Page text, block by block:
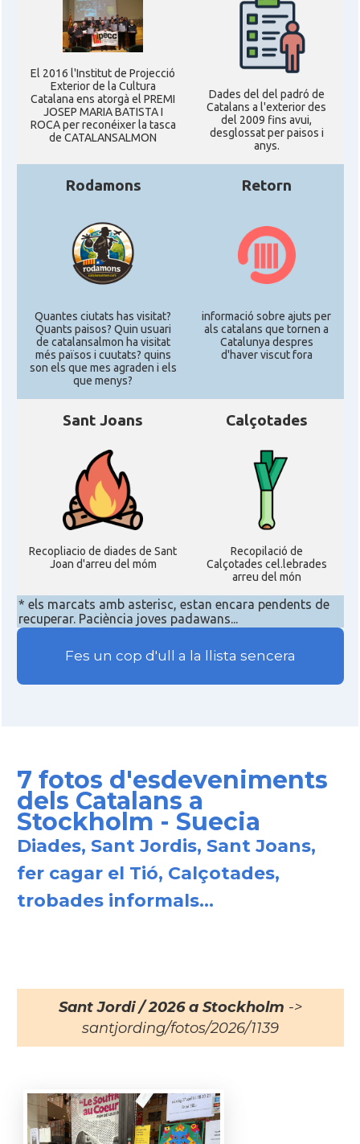
El 2016 l'Institut de Projecció
Exterior de la Cultura
Catalana ens atorgà el PREMI
JOSEP MARIA BATISTA I
ROCA per reconéixer la tasca
de CATALANSALMON
Dades del del padró de
Catalans a l'exterior des
del 2009 fins avui,
desglossat per paisos i
anys.
Rodamons
Quantes ciutats has visitat?
Quants paisos? Quin usuari
de catalansalmon ha visitat
més països i cuutats? quins
son els que mes agraden i els
que menys?
Retorn
informació sobre ajuts per
als catalans que tornen a
Catalunya despres
d'haver viscut fora
Sant Joans
Recopliacio de diades de Sant
Joan d'arreu del móm
Calçotades
Recopilació de
Calçotades cel.lebrades
arreu del món
* els marcats amb asterisc, estan encara pendents de
recuperar. Paciència joves padawans...
Fes un cop d'ull a la llista sencera
7 fotos d'esdeveniments
dels Catalans a
Stockholm - Suecia
Diades, Sant Jordis, Sant Joans,
fer cagar el Tió, Calçotades,
trobades informals...
Sant Jordi / 2026 a Stockholm ->
santjording/fotos/2026/1139